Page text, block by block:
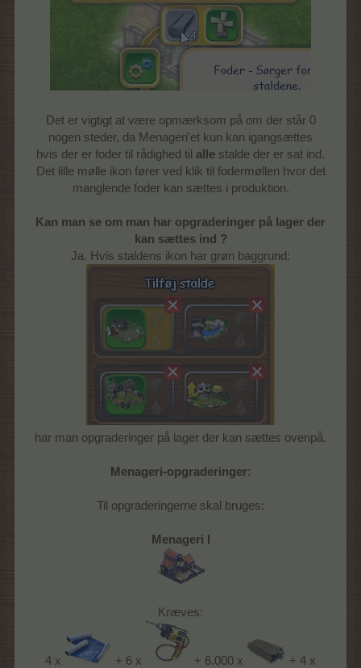
Det er vigtigt at være opmærksom på om der står 0
nogen steder, da Menageri'et kun kan igangsættes
hvis der er foder til rådighed til alle stalde der er sat ind.
Det lille mølle ikon fører ved klik til fodermøllen hvor det
manglende foder kan sættes i produktion.
Kan man se om man har opgraderinger på lager der
kan sættes ind ?
Ja. Hvis staldens ikon har grøn baggrund:
har man opgraderinger på lager der kan sættes ovenpå.
Menageri-opgraderinger:
Til opgraderingerne skal bruges:
Menageri I
Kræves:
4 x + 6 x + 6.000 x + 4 x